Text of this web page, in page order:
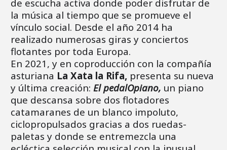
de escucha activa donde poder disfrutar de
la música al tiempo que se promueve el
vínculo social. Desde el año 2014 ha
realizado numerosas giras y conciertos
flotantes por toda Europa.
En 2021, y en coproducción con la compañía
asturiana La Xata la Rifa, presenta su nueva
y última creación: El pedalOpiano, un piano
que descansa sobre dos flotadores
catamaranes de un blanco impoluto,
ciclopropulsados gracias a dos ruedas-
paletas y donde se entremezcla una